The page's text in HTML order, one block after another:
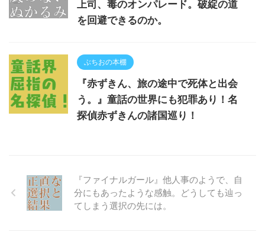
上司、毒のオンパレード。破綻の道
を回避できるのか。
ぶちおの本棚
『赤ずきん、旅の途中で死体と出会
う。』童話の世界にも犯罪あり！名
探偵赤ずきんの諸国巡り！
『ファイナルガール』他人事のようで、自
分にもあったような感触。どうしても辿っ
てしまう選択の先には。